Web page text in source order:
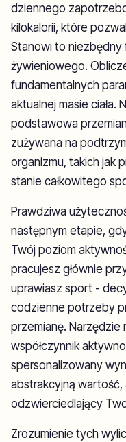
dziennego
kilokalorii, które
Stanowi to niezbędny
żywieniowego.
fundamentalnych
aktualnej masie ciała.
podstawowa
zużywana na
organizmu, takich jak
stanie całkowitego
Prawdziwa
następnym etapie,
Twój poziom
pracujesz głównie
uprawiasz sport -
codzienne potrzeby
przemianę.
współczynnik
spersonalizowany
abstrakcyjną
odzwierciedlający
Zrozumienie tych